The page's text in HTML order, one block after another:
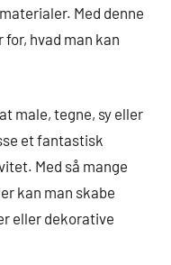
Med denne
hvad man kan
male, tegne, sy eller
et fantastisk
Med så mange
kan man skabe
eller dekorative